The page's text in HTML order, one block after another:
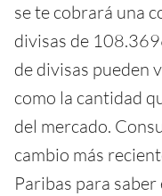
se te cobrará una
divisas de
de divisas pueden
como la cantidad
del mercado.
cambio más
Paribas para